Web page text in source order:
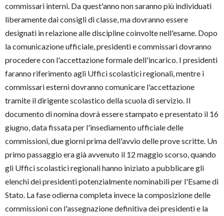
commissari interni. Da quest'anno non saranno più individuati
liberamente dai consigli di classe, ma dovranno essere
designati in relazione alle discipline coinvolte nell'esame. Dopo
la comunicazione ufficiale, presidenti e commissari dovranno
procedere con l'accettazione formale dell'incarico. I presidenti
faranno riferimento agli Uffici scolastici regionali, mentre i
commissari esterni dovranno comunicare l'accettazione
tramite il dirigente scolastico della scuola di servizio. Il
documento di nomina dovrà essere stampato e presentato il 16
giugno, data fissata per l'insediamento ufficiale delle
commissioni, due giorni prima dell'avvio delle prove scritte. Un
primo passaggio era già avvenuto il 12 maggio scorso, quando
gli Uffici scolastici regionali hanno iniziato a pubblicare gli
elenchi dei presidenti potenzialmente nominabili per l'Esame di
Stato. La fase odierna completa invece la composizione delle
commissioni con l'assegnazione definitiva dei presidenti e la